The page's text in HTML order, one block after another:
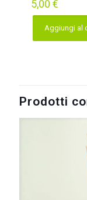
5,00 €
Aggiungi al
Prodotti